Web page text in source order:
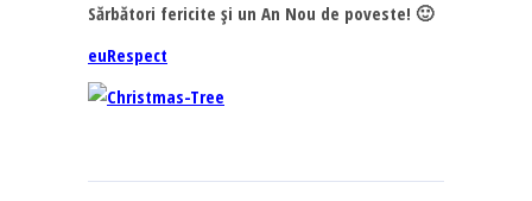
Sărbători fericite şi un An Nou de poveste! 🙂
euRespect